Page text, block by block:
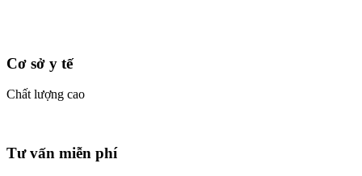
Cơ sở y tế
Chất lượng cao
Tư vấn miễn phí